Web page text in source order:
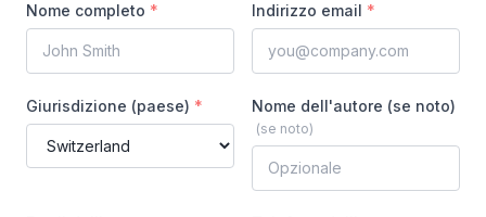
Nome completo * Indirizzo email *
Giurisdizione (paese) * Nome dell'autore (se noto)
(se noto)